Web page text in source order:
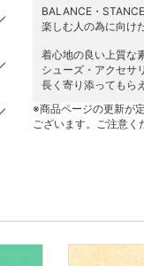
BALANCE・
楽しむ人の為に向け
着心地の良い上質な
シューズ・アクセサ
長く寄り添ってもら
※商品ページの更新が
ございます。ご注意く